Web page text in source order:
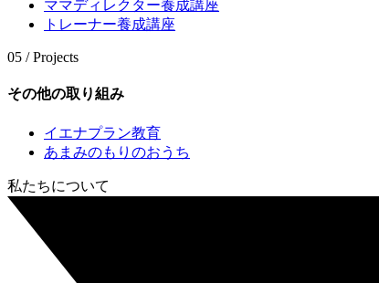
ママディレクター養成講座
トレーナー養成講座
05 / Projects
その他の取り組み
イエナプラン教育
あまみのもりのおうち
私たちについて